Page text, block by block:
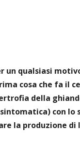
un qualsiasi
cosa che fa il
della
con lo
la produzione di